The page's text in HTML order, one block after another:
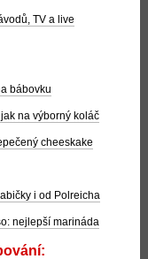
TV a live
bábovku
na výborný koláč
cheeskake
i od Polreicha
nejlepší marináda